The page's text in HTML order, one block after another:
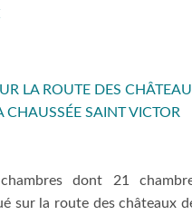
LA ROUTE DES
SAINT VICTOR
dont 21
sur la route des châteaux